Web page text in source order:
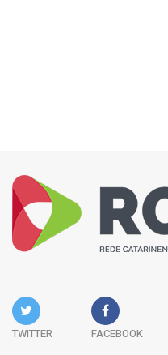
TWITTER FACEBOOK